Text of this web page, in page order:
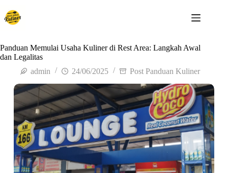
Panduan Memulai Usaha Kuliner di Rest Area: Langkah Awal
dan Legalitas
admin
24/06/2025 Post Panduan Kuliner